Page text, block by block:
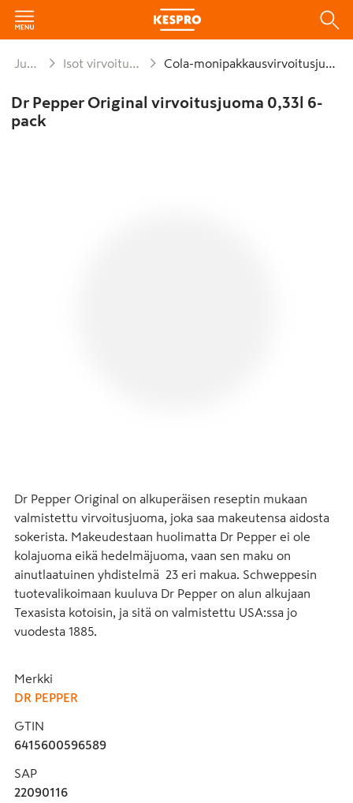
Juomat Isot virvoitusjuomat Cola-monipakkausvirvoitusjuomat
Dr Pepper Original virvoitusjuoma 0,33l 6-
pack
Dr Pepper Original on alkuperäisen reseptin mukaan
valmistettu virvoitusjuoma, joka saa makeutensa aidosta
sokerista. Makeudestaan huolimatta Dr Pepper ei ole
kolajuoma eikä hedelmäjuoma, vaan sen maku on
ainutlaatuinen yhdistelmä  23 eri makua. Schweppesin
tuotevalikoimaan kuuluva Dr Pepper on alun alkujaan
Texasista kotoisin, ja sitä on valmistettu USA:ssa jo
vuodesta 1885.
Merkki
DR PEPPER
GTIN
6415600596589
SAP
22090116